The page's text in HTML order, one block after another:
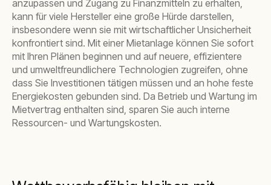
anzupassen und Zugang zu Finanzmitteln zu erhalten,
kann für viele Hersteller eine große Hürde darstellen,
insbesondere wenn sie mit wirtschaftlicher Unsicherheit
konfrontiert sind. Mit einer Mietanlage können Sie sofort
mit Ihren Plänen beginnen und auf neuere, effizientere
und umweltfreundlichere Technologien zugreifen, ohne
dass Sie Investitionen tätigen müssen und an hohe feste
Energiekosten gebunden sind. Da Betrieb und Wartung im
Mietvertrag enthalten sind, sparen Sie auch interne
Ressourcen- und Wartungskosten.